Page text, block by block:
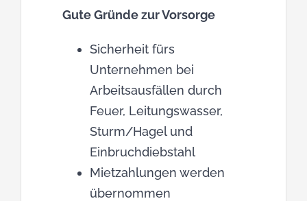
Gute Gründe zur Vorsorge
Sicherheit fürs
Unternehmen bei
Arbeitsausfällen durch
Feuer, Leitungswasser,
Sturm/Hagel und
Einbruchdiebstahl
Mietzahlungen werden
übernommen